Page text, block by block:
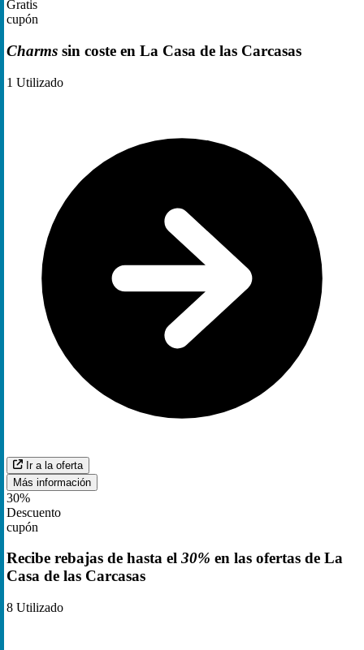
Gratis
cupón
Charms sin coste en La Casa de las Carcasas
1 Utilizado
Ir a la oferta
Más información
30%
Descuento
cupón
Recibe rebajas de hasta el 30% en las ofertas de La
Casa de las Carcasas
8 Utilizado